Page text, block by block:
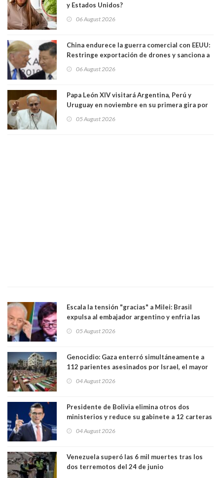
y Estados Unidos?
06 August 2026
China endurece la guerra comercial con EEUU:
Restringe exportación de drones y sanciona a
06 August 2026
Papa León XIV visitará Argentina, Perú y
Uruguay en noviembre en su primera gira por
05 August 2026
Escala la tensión "gracias" a Milei: Brasil
expulsa al embajador argentino y enfria las
trasandino
05 August 2026
Genocidio: Gaza enterró simultáneamente a
112 parientes asesinados por Israel, el mayor
muertos figuran 44 niños y nueve ancianos
04 August 2026
Presidente de Bolivia elimina otros dos
ministerios y reduce su gabinete a 12 carteras
04 August 2026
Venezuela superó las 6 mil muertes tras los
dos terremotos del 24 de junio